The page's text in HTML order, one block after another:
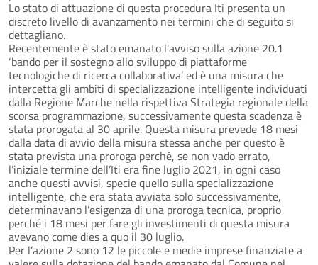
Lo stato di attuazione di questa procedura Iti presenta un
discreto livello di avanzamento nei termini che di seguito si
dettagliano.
Recentemente è stato emanato l'avviso sulla azione 20.1
‘bando per il sostegno allo sviluppo di piattaforme
tecnologiche di ricerca collaborativa’ ed è una misura che
intercetta gli ambiti di specializzazione intelligente individuati
dalla Regione Marche nella rispettiva Strategia regionale della
scorsa programmazione, successivamente questa scadenza è
stata prorogata al 30 aprile. Questa misura prevede 18 mesi
dalla data di avvio della misura stessa anche per questo è
stata prevista una proroga perché, se non vado errato,
l’iniziale termine dell’Iti era fine luglio 2021, in ogni caso
anche questi avvisi, specie quello sulla specializzazione
intelligente, che era stata avviata solo successivamente,
determinavano l’esigenza di una proroga tecnica, proprio
perché i 18 mesi per fare gli investimenti di questa misura
avevano come dies a quo il 30 luglio.
Per l’azione 2 sono 12 le piccole e medie imprese finanziate a